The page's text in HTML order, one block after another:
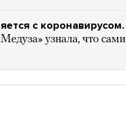
с коронавирусом.
узнала, что сами